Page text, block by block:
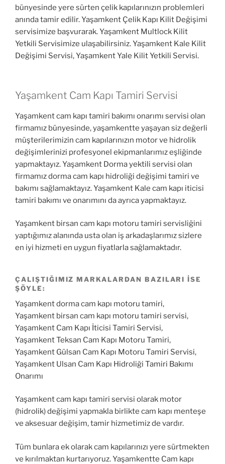
bünyesinde yere sürten çelik kapılarınızın problemleri
anında tamir edilir. Yaşamkent Çelik Kapı Kilit Değişimi
servisimize başvurarak. Yaşamkent Multlock Kilit
Yetkili Servisimize ulaşabilirsiniz. Yaşamkent Kale Kilit
Değişimi Servisi, Yaşamkent Yale Kilit Yetkili Servisi.
Yaşamkent Cam Kapı Tamiri Servisi
Yaşamkent cam kapı tamiri bakımı onarımı servisi olan
firmamız bünyesinde, yaşamkentte yaşayan siz değerli
müşterilerimizin cam kapılarınızın motor ve hidrolik
değişimlerinizi profesyonel ekipmanlarımız eşliğinde
yapmaktayız. Yaşamkent Dorma yektili servisi olan
firmamız dorma cam kapı hidroliği değişimi tamiri ve
bakımı sağlamaktayız. Yaşamkent Kale cam kapı iticisi
tamiri bakımı ve onarımını da ayrıca yapmaktayız.
Yaşamkent birsan cam kapı motoru tamiri servisliğini
yaptığımız alanında usta olan iş arkadaşlarımız sizlere
en iyi hizmeti en uygun fiyatlarla sağlamaktadır.
ÇALIŞTIĞIMIZ MARKALARDAN BAZILARI ISE
ŞÖYLE:
Yaşamkent dorma cam kapı motoru tamiri,
Yaşamkent birsan cam kapı motoru tamiri servisi,
Yaşamkent Cam Kapı İticisi Tamiri Servisi,
Yaşamkent Teksan Cam Kapı Motoru Tamiri,
Yaşamkent Gülsan Cam Kapı Motoru Tamiri Servisi,
Yaşamkent Ulsan Cam Kapı Hidroliği Tamiri Bakımı
Onarımı
Yaşamkent cam kapı tamiri servisi olarak motor
(hidrolik) değişimi yapmakla birlikte cam kapı menteşe
ve aksesuar değişim, tamir hizmetimiz de vardır.
Tüm bunlara ek olarak cam kapılarınızı yere sürtmekten
ve kırılmaktan kurtarıyoruz. Yaşamkentte Cam kapı